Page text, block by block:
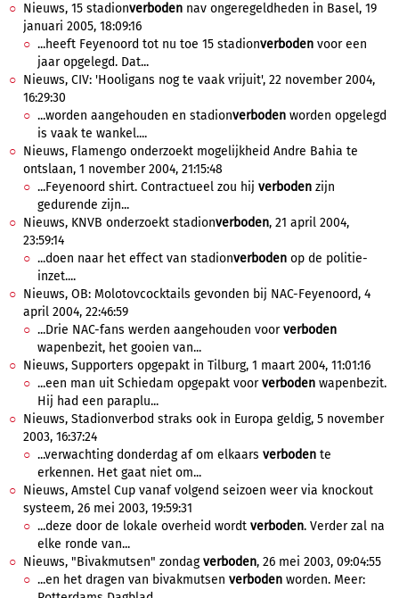
Nieuws, 15 stadionverboden nav ongeregeldheden in Basel, 19
januari 2005, 18:09:16
...heeft Feyenoord tot nu toe 15 stadionverboden voor een
jaar opgelegd. Dat...
Nieuws, CIV: 'Hooligans nog te vaak vrijuit', 22 november 2004,
16:29:30
...worden aangehouden en stadionverboden worden opgelegd
is vaak te wankel....
Nieuws, Flamengo onderzoekt mogelijkheid Andre Bahia te
ontslaan, 1 november 2004, 21:15:48
...Feyenoord shirt. Contractueel zou hij verboden zijn
gedurende zijn...
Nieuws, KNVB onderzoekt stadionverboden, 21 april 2004,
23:59:14
...doen naar het effect van stadionverboden op de politie-
inzet....
Nieuws, OB: Molotovcocktails gevonden bij NAC-Feyenoord, 4
april 2004, 22:46:59
...Drie NAC-fans werden aangehouden voorverboden
wapenbezit, het gooien van...
Nieuws, Supporters opgepakt in Tilburg, 1 maart 2004, 11:01:16
...een man uit Schiedam opgepakt voorverboden wapenbezit.
Hij had een paraplu...
Nieuws, Stadionverbod straks ook in Europa geldig, 5 november
2003, 16:37:24
...verwachting donderdag af om elkaars verboden te
erkennen. Het gaat niet om...
Nieuws, Amstel Cup vanaf volgend seizoen weer via knockout
systeem, 26 mei 2003, 19:59:31
...deze door de lokale overheid wordt verboden. Verder zal na
elke ronde van...
Nieuws, "Bivakmutsen" zondagverboden, 26 mei 2003, 09:04:55
...en het dragen van bivakmutsen verboden worden. Meer: